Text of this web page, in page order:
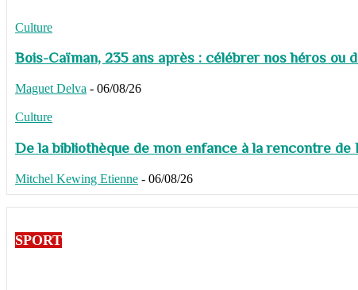
Culture
Bois-Caïman, 235 ans après : célébrer nos héros ou
Maguet Delva - 06/08/26
Culture
De la bibliothèque de mon enfance à la rencontre
Mitchel Kewing Etienne - 06/08/26
SPORT